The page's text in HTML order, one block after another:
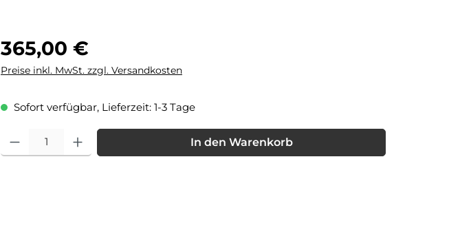
Regulärer Preis:
365,00 €
Preise inkl. MwSt. zzgl. Versandkosten
Sofort verfügbar, Lieferzeit: 1-3 Tage
Produkt Anzahl: Gib den gewünschten Wert ein oder benutze die Schaltflächen um die
In den Warenkorb